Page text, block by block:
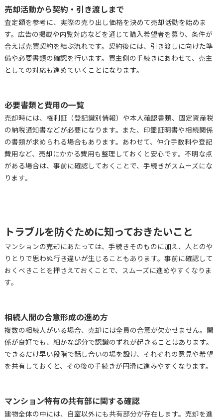
売却活動から契約・引き渡しまで
査定額を参考に、実際の売り出し価格を決めて売却活動を始めま
す。広告の掲載や内覧対応などを通じて購入希望者を募り、条件が
合えば売買契約を結ぶ流れです。契約後には、引き渡しに向けた準
備や必要書類の確認を行います。買主側の手続きにあわせて、売主
としての対応も進めていくことになります。
必要書類と費用の一覧
売却時には、権利証（登記識別情報）や本人確認書類、固定資産税
の納税通知書などが必要になります。また、印鑑証明書や相続関係
の書類が求められる場合もあります。あわせて、仲介手数料や登記
費用など、売却にかかる費用も整理しておくと安心です。不明な点
がある場合は、事前に確認しておくことで、手続きがスムーズにな
ります。
トラブルを防ぐために知っておきたいこと
マンションの売却にあたっては、手続きそのものに加え、人とのや
りとりで思わぬ行き違いが生じることもあります。事前に確認して
おくべきことを押さえておくことで、スムーズに進めやすくなりま
す。
相続人間の合意形成の進め方
複数の相続人がいる場合、売却には全員の合意が欠かせません。関
係が良好でも、細かな部分で認識のずれが起きることはあります。
できるだけ早い段階で話し合いの場を設け、それぞれの意見や希望
を共有しておくと、その後の手続きが円滑に進みやすくなります。
マンション特有の共有部に関する確認
建物全体の中には、自室以外にも共有部分が存在します。売却を進